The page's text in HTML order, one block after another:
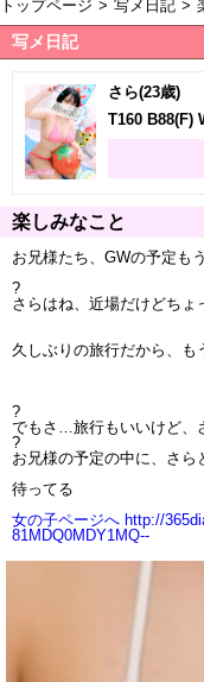
トップページ 写メ日記
写メ日記
さら(23歳)
T160 B88(F)
楽しみなこと
お兄様たち、GWの予定も
?
さらはね、近場だけどちょ
久しぶりの旅行だから、
?
でもさ…旅行もいいけど、
?
お兄様の予定の中に、さ
待ってる
女の子ページへ http://
81MDQ0MDY1MQ--